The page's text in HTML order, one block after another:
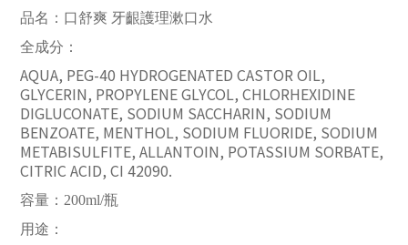
品名：口舒爽 牙齦護理漱口水
全成分：
AQUA, PEG-40 HYDROGENATED CASTOR OIL,
GLYCERIN, PROPYLENE GLYCOL, CHLORHEXIDINE
DIGLUCONATE, SODIUM SACCHARIN, SODIUM
BENZOATE, MENTHOL, SODIUM FLUORIDE, SODIUM
METABISULFITE, ALLANTOIN, POTASSIUM SORBATE,
CITRIC ACID, CI 42090.
容量：200ml/瓶
用途：